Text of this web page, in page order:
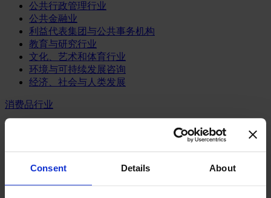
Consent Details About
公共行政管理行业
公共金融业
利益代表集团与公共事务机构
教育与研究行业
文化、艺术和体育行业
环境与可持续发展咨询
经济、社会与人类发展
消费品行业
消费品
零售、服装与奢侈品